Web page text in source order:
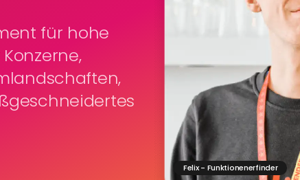
für hohe
Felix - Funktionenerfinder